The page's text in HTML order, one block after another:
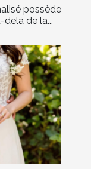
possède
delà de la...